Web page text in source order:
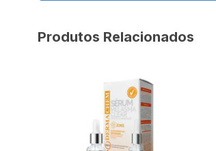
Produtos Relacionados